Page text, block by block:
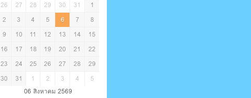
26
27 28 29 30 31
1
2
3 4 5 6 7
8
9
10 11 12 13 14
15
16
17 18 19 20 21
22
23
24 25 26 27 28
29
30
31 1 2 3 4
5
06 สิงหาคม 2569